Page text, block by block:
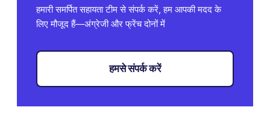
हमारी समर्पित सहायता टीम से संपर्क करें, हम आपकी मदद के
लिए मौजूद हैं—अंग्रेजी और फ्रेंच दोनों में
हमसे संपर्क करें